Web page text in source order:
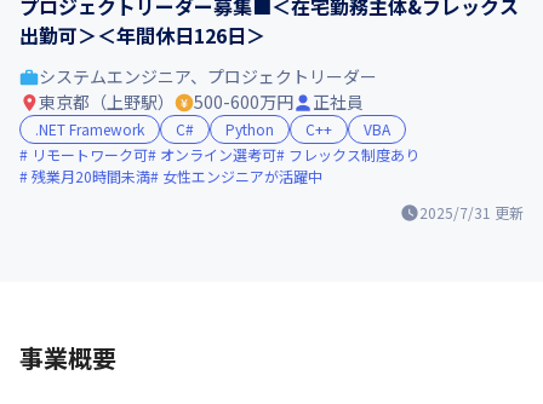
プロジェクトリーダー募集■＜在宅勤務主体&フレックス
出勤可＞＜年間休日126日＞
2025/7/31 更新
システムエンジニア、プロジェクトリーダー
東京都（上野駅）
500-600万円 正社員
.NET Framework C# Python C++
VBA
リモートワーク可
オンライン選考可
フレックス制度あり
残業月20時間未満
女性エンジニアが活躍中
事業概要